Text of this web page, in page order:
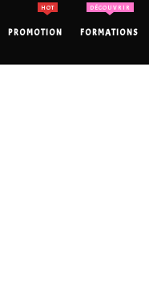
PROMOTION
HOT
FORMATIONS
DÉCOUVRIR